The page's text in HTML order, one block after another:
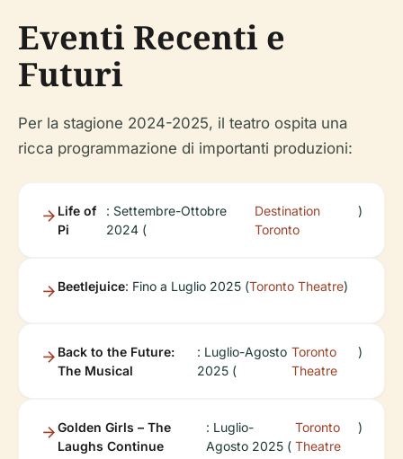
Eventi Recenti e
Futuri
Per la stagione 2024-2025, il teatro ospita una
ricca programmazione di importanti produzioni:
Life of
Pi
: Settembre-Ottobre
2024 (
Destination
Toronto
)
Beetlejuice: Fino a Luglio 2025 (Toronto Theatre)
Back to the Future:
The Musical
: Luglio-Agosto
2025 (
Toronto
Theatre
)
Golden Girls – The
Laughs Continue
: Luglio-
Agosto 2025 (
Toronto
Theatre
)